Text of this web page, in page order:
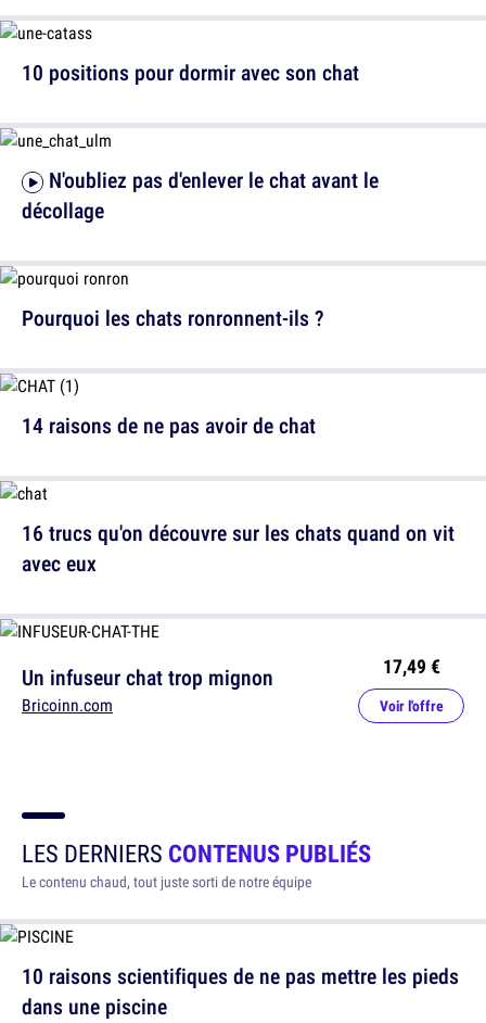
décollage
14 raisons de ne pas avoir de chat
Un infuseur chat trop mignon
Bricoinn.com
17,49 €
Voir l'offre
10 positions pour dormir avec son chat
Pourquoi les chats ronronnent-ils ?
16 trucs qu'on découvre sur les chats quand on vit
avec eux
LES DERNIERS CONTENUS PUBLIÉS
Le contenu chaud, tout juste sorti de notre équipe
10 raisons scientifiques de ne pas mettre les pieds
dans une piscine